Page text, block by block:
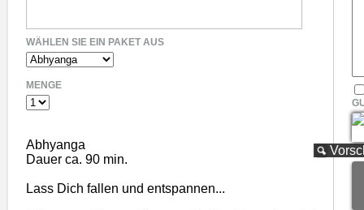
WÄHLEN SIE EIN PAKET AUS
MENGE
Abhyanga
Dauer ca. 90 min.
Lass Dich fallen und entspannen...